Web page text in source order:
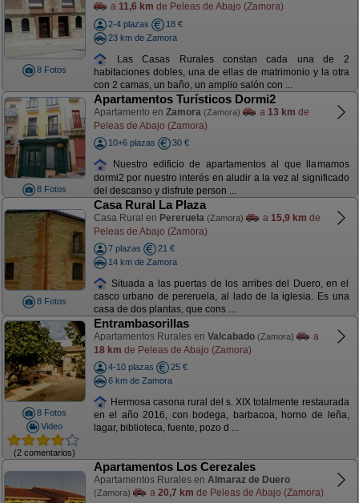
8 Fotos
a 11,6 km de Peleas de Abajo (Zamora)
2-4 plazas
18 €
23 km de Zamora
Las Casas Rurales constan cada una de 2
habitaciones dobles, una de ellas de matrimonio y la otra
con 2 camas, un baño, un amplio salón con ...
8 Fotos
Apartamentos Turísticos Dormi2
Apartamento en Zamora (Zamora) a 13 km de
Peleas de Abajo (Zamora)
10+6 plazas 30 €
Nuestro edificio de apartamentos al que llamamos
dormi2 por nuestro interés en aludir a la vez al significado
del descanso y disfrute person ...
8 Fotos
Casa Rural La Plaza
Casa Rural en Pereruela (Zamora) a 15,9 km de
Peleas de Abajo (Zamora)
7 plazas
21 €
14 km de Zamora
Situada a las puertas de los arribes del Duero, en el
casco urbano de pereruela, al lado de la iglesia. Es una
casa de dos plantas, que cons ...
8 Fotos
Video
(2 comentarios)
Entrambasorillas
Apartamentos Rurales en Valcabado (Zamora)
a
18 km de Peleas de Abajo (Zamora)
4-10 plazas
25 €
6 km de Zamora
Hermosa casona rural del s. XIX totalmente restaurada
en el año 2016, con bodega, barbacoa, horno de leña,
lagar, biblioteca, fuente, pozo d ...
Apartamentos Los Cerezales
Apartamentos Rurales en Almaraz de Duero
(Zamora) a 20,7 km de Peleas de Abajo (Zamora)